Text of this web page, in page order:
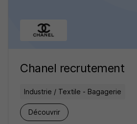
Chanel recrutement
Industrie / Textile - Bagagerie
Découvrir